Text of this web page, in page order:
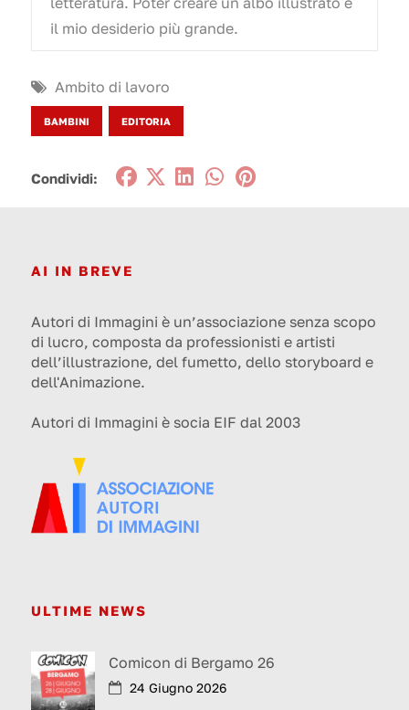
il mio desiderio più grande.
Ambito di lavoro
BAMBINI EDITORIA
Condividi:
AI IN BREVE
Autori di Immagini è un’associazione senza scopo
di lucro, composta da professionisti e artisti
dell’illustrazione, del fumetto, dello storyboard e
dell'Animazione.
Autori di Immagini è socia EIF dal 2003
ULTIME NEWS
Comicon di Bergamo 26
24 Giugno 2026